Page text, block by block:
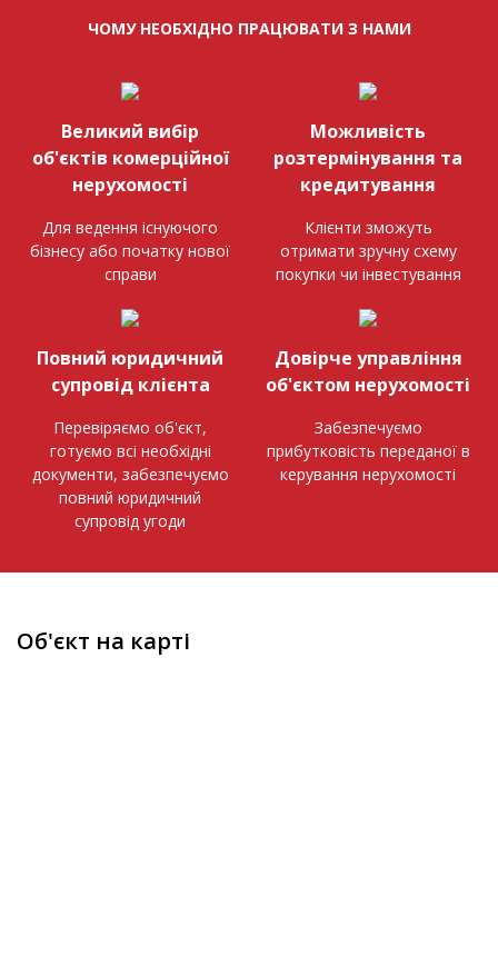
ЧОМУ НЕОБХІДНО ПРАЦЮВАТИ З НАМИ
Великий вибір
об'єктів комерційної
нерухомості
Для ведення існуючого
бізнесу або початку нової
справи
Можливість
розтермінування та
кредитування
Клієнти зможуть
отримати зручну схему
покупки чи інвестування
Повний юридичний
супровід клієнта
Перевіряємо об'єкт,
готуємо всі необхідні
документи, забезпечуємо
повний юридичний
супровід угоди
Довірче управління
об'єктом нерухомості
Забезпечуємо
прибутковість переданої в
керування нерухомості
Об'єкт на карті